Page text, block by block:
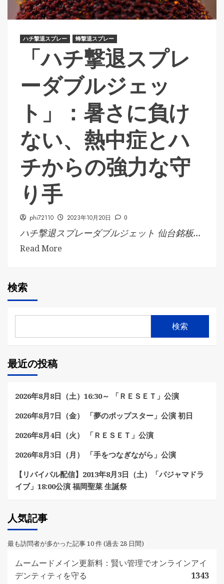
ハチ撃退スプレー 蜂撃退スプレー
「ハチ撃退スプレ
ーダブルジェッ
ト」：暑さに負け
ない、熱中症とハ
チからの強力な守
り手
phi72110 2023年10月20日 0
ハチ撃退スプレーダブルジェット 仙台銘板...
Read More
検索
検索
最近の投稿
2026年8月8日（土）16:30～ 「ＲＥＳＥＴ」公演
2026年8月7日（金） 「夢のポップスター」公演 初日
2026年8月4日（火） 「ＲＥＳＥＴ」公演
2026年8月3日（月） 「手をつなぎながら」公演
【リバイバル配信】2013年8月3日（土）「パジャマドラ
イブ」18:00公演 福岡聖菜 生誕祭
人気記事
最も訪問者が多かった記事 10 件 (過去 28 日間)
ムームードメイン更新料：賢い管理でオンラインアイ
デンティティを守る
1343